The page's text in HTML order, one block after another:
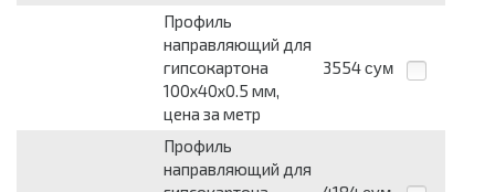
Профиль
направляющий для
гипсокартона
100х40х0.5 мм,
цена за метр
3554 сум
Профиль
направляющий для